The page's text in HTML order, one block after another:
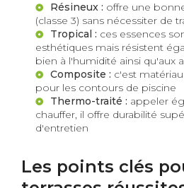
Résineux : offre une
(classe 3) sans nécessiter de
Tropical : ces essences
esthétiques mais résistent
bien à l'humidité ainsi qu'aux
Composite : c'est
pour les contours de piscine
Thermo-traité : appeler
chauffer, il offre durabilité
d'entretien
Les points clés